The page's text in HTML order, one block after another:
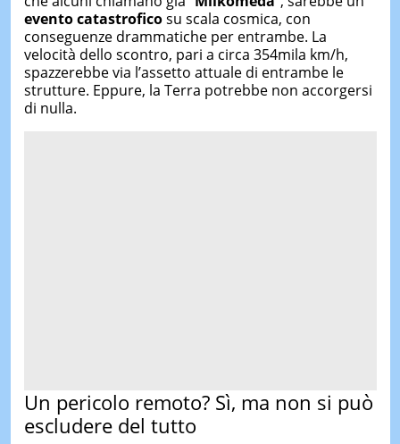
evento catastroficosu scala cosmica, con
conseguenze drammatiche per entrambe. La
velocità dello scontro, pari a circa 354mila km/h,
spazzerebbe via l’assetto attuale di entrambe le
strutture. Eppure, la Terra potrebbe non accorgersi
di nulla.
Un pericolo remoto? Sì, ma non si può
escludere del tutto